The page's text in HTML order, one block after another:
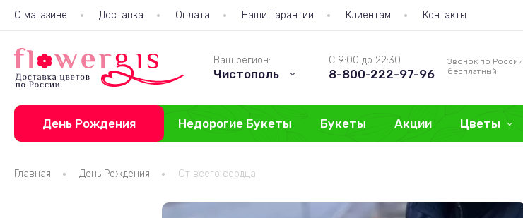
О магазине Доставка Оплата Наши Гарантии Клиентам Контакты
Ваш регион:
Чистополь
С 9:00 до 22:30
8-800-222-97-96
Звонок по России
бесплатный
День Рождения Недорогие Букеты Букеты Акции Цветы
Главная День Рождения От всего сердца